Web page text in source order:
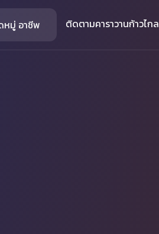
ติดตามคาราวานก้าวไกล